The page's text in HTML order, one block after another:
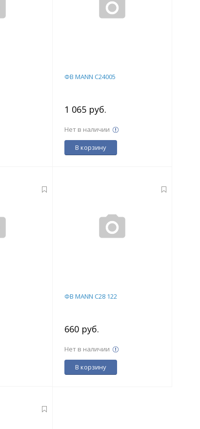
ФВ MANN C24005
1 065 руб.
Нет в наличии
В корзину
ФВ MANN C28 122
660 руб.
Нет в наличии
В корзину